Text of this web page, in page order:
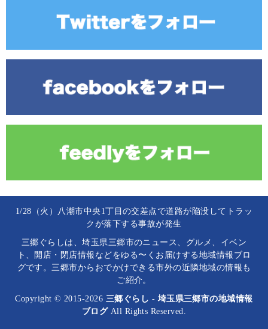
1/28（火）八潮市中央1丁目の交差点で道路が陥没してトラッ
クが落下する事故が発生
三郷ぐらしは、埼玉県三郷市のニュース、グルメ、イベン
ト、開店・閉店情報などをゆる〜くお届けする地域情報ブロ
グです。三郷市からおでかけできる市外の近隣地域の情報も
ご紹介。
Copyright © 2015-2026 三郷ぐらし - 埼玉県三郷市の地域情報
ブログAll Rights Reserved.